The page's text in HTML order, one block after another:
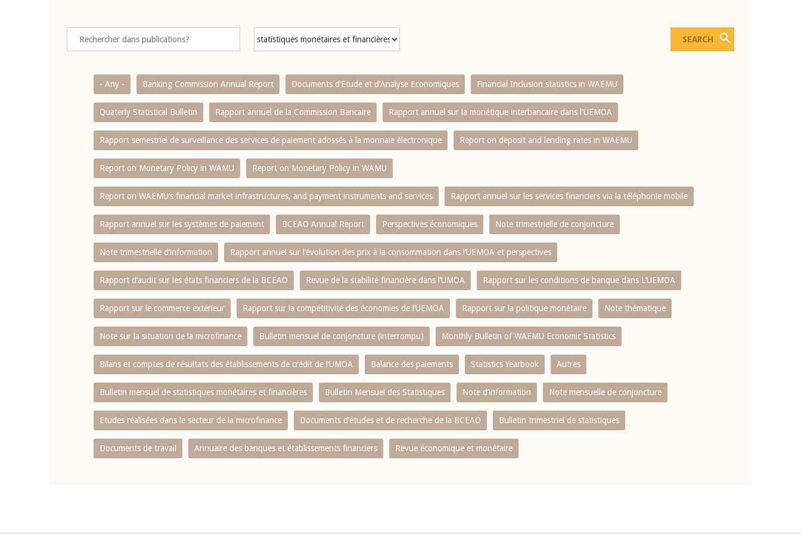
- Any - Banking Commission Annual Report Documents d’Etude et d’Analyse Economiques Financial Inclusion statistics in WAEMU
Quaterly Statistical Bulletin Rapport annuel de la Commission Bancaire Rapport annuel sur la monétique interbancaire dans l'UEMOA
Rapport semestriel de surveillance des services de paiement adossés à la monnaie électronique Report on deposit and lending rates in WAEMU
Report on Monetary Policy in WAMU Report on Monetary Policy in WAMU
Report on WAEMU’s financial market infrastructures, and payment instruments and services Rapport annuel sur les services financiers via la téléphonie mobile
Rapport annuel sur les systèmes de paiement BCEAO Annual Report Perspectives économiques Note trimestrielle de conjoncture
Note trimestrielle d‘information Rapport annuel sur l‘évolution des prix à la consommation dans l‘UEMOA et perspectives
Rapport d‘audit sur les états financiers de la BCEAO Revue de la stabilité financière dans l‘UMOA Rapport sur les conditions de banque dans L‘UEMOA
Rapport sur le commerce extérieur Rapport sur la compétitivité des économies de l‘UEMOA Rapport sur la politique monétaire Note thématique
Note sur la situation de la microfinance Bulletin mensuel de conjoncture (interrompu) Monthly Bulletin of WAEMU Economic Statistics
Bilans et comptes de résultats des établissements de crédit de l‘UMOA Balance des paiements Statistics Yearbook Autres
Bulletin mensuel de statistiques monétaires et financières Bulletin Mensuel des Statistiques Note d’information Note mensuelle de conjoncture
Etudes réalisées dans le secteur de la microfinance Documents d’études et de recherche de la BCEAO Bulletin trimestriel de statistiques
Documents de travail Annuaire des banques et établissements financiers Revue économique et monétaire